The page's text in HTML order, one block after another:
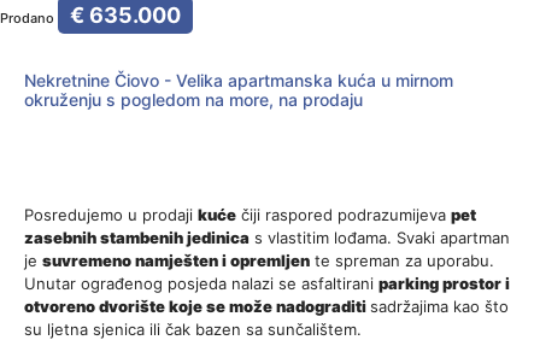
Prodano € 635.000
Nekretnine Čiovo - Velika apartmanska kuća u mirnom
okruženju s pogledom na more, na prodaju
Posredujemo u prodaji kuće čiji raspored podrazumijeva pet
zasebnih stambenih jedinica s vlastitim lođama. Svaki apartman
je suvremeno namješten i opremljen te spreman za uporabu.
Unutar ograđenog posjeda nalazi se asfaltirani parking prostor i
otvoreno dvorište koje se može nadograditisadržajima kao što
su ljetna sjenica ili čak bazen sa sunčalištem.